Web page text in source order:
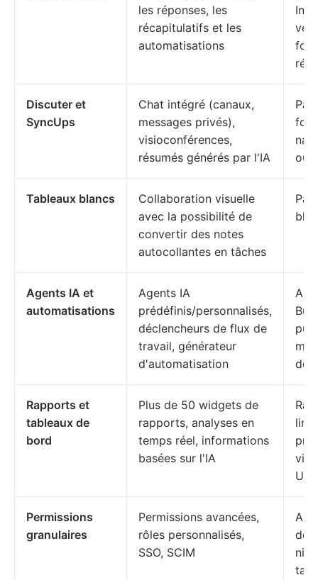
les réponses, les
récapitulatifs et les
automatisations
Discuter et
SyncUps
Chat intégré (canaux,
messages privés),
visioconférences,
résumés générés par l'IA
ou
Tableaux blancs
Collaboration visuelle
avec la possibilité de
convertir des notes
autocollantes en tâches
Agents IA et
automatisations
Agents IA
prédéfinis/personnalisés,
déclencheurs de flux de
travail, générateur
d'automatisation
Rapports et
tableaux de
bord
Plus de 50 widgets de
rapports, analyses en
temps réel, informations
basées sur l'IA
via
Ups
Permissions
granulaires
Permissions avancées,
rôles personnalisés,
SSO, SCIM
de